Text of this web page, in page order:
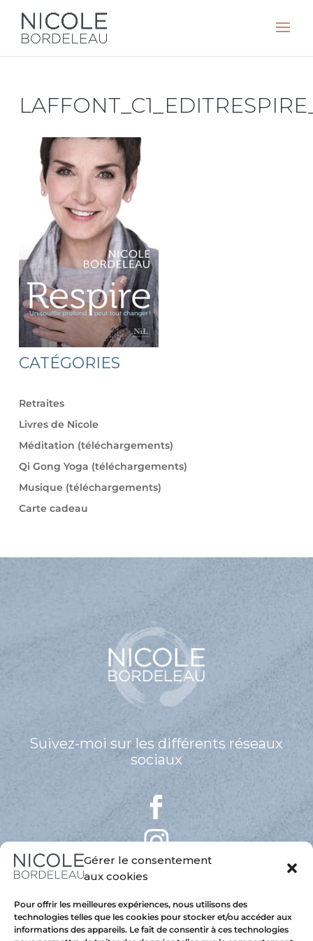
Gérer le consentement
aux cookies
Pour offrir les meilleures expériences, nous utilisons des
technologies telles que les cookies pour stocker et/ou accéder aux
informations des appareils. Le fait de consentir à ces technologies
CATÉGORIES
Retraites
Livres de Nicole
Méditation (téléchargements)
Qi Gong Yoga (téléchargements)
Musique (téléchargements)
Carte cadeau
Suivez-moi sur les différents réseaux
sociaux